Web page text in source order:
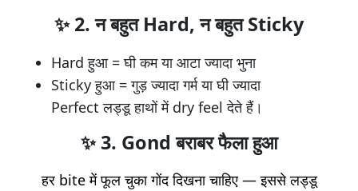
✨2. न बहुत Hard, न बहुत Sticky
Hard हुआ = घी कम या आटा ज्यादा भुना
Sticky हुआ = गुड़ ज्यादा गर्म या घी ज्यादा
Perfect लड्डू हाथों में dry feel देते हैं।
✨3. Gond बराबर फैला हुआ
हर bite में फूल चुका गोंद दिखना चाहिए — इससे लड्डू